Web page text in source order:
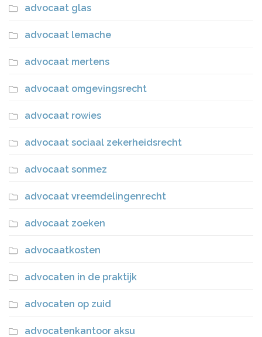
advocaat glas
advocaat lemache
advocaat mertens
advocaat omgevingsrecht
advocaat rowies
advocaat sociaal zekerheidsrecht
advocaat sonmez
advocaat vreemdelingenrecht
advocaat zoeken
advocaatkosten
advocaten in de praktijk
advocaten op zuid
advocatenkantoor aksu